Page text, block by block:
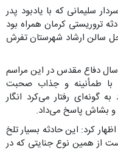
سلیمانی که با یادبود پدر
تروریستی کرمان همراه بود
سالن ارشاد شهرستان تفرش
دفاع مقدس در این مراسم
با طمأنینه و جذاب صحبت
به گونه‌ای رفتار می‌کرد انگار
و بشاش پاسخ می‌داد.
کرد: این حادثه بسیار تلخ
از همین نوع جنایتی که در